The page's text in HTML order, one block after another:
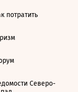
потратить
Северо-